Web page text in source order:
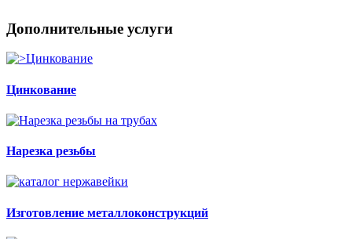
Дополнительные услуги
Цинкование
Нарезка резьбы
Изготовление металлоконструкций